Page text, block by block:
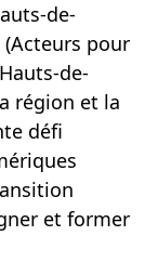
de-
(Acteurs pour
de-
région et la
défi
et former